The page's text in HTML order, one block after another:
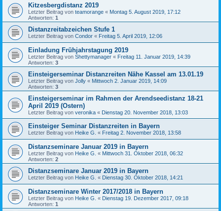
Kitzesbergdistanz 2019
Letzter Beitrag von teamorange « Montag 5. August 2019, 17:12
Antworten: 1
Distanzreitabzeichen Stufe 1
Letzter Beitrag von Condor « Freitag 5. April 2019, 12:06
Einladung Frühjahrstagung 2019
Letzter Beitrag von Shettymanager « Freitag 11. Januar 2019, 14:39
Antworten: 3
Einsteigerseminar Distanzreiten Nähe Kassel am 13.01.19
Letzter Beitrag von Jolly « Mittwoch 2. Januar 2019, 14:09
Antworten: 3
Einsteigerseminar im Rahmen der Arendseedistanz 18-21
April 2019 (Ostern)
Letzter Beitrag von veronika « Dienstag 20. November 2018, 13:03
Einsteiger Seminar Distanzreiten in Bayern
Letzter Beitrag von Heike G. « Freitag 2. November 2018, 13:58
Distanzseminare Januar 2019 in Bayern
Letzter Beitrag von Heike G. « Mittwoch 31. Oktober 2018, 06:32
Antworten: 2
Distanzseminare Januar 2019 in Bayern
Letzter Beitrag von Heike G. « Dienstag 30. Oktober 2018, 14:21
Distanzseminare Winter 2017/2018 in Bayern
Letzter Beitrag von Heike G. « Dienstag 19. Dezember 2017, 09:18
Antworten: 1